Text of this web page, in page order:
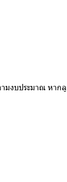
มงบประมาณ หา